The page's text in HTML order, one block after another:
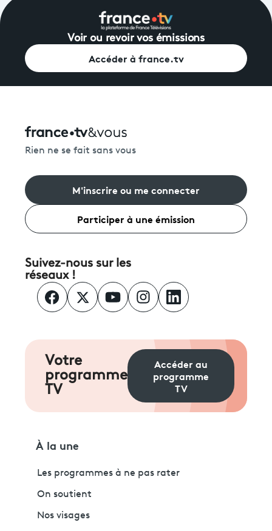
Voir ou revoir vos émissions
Accéder à france.tv
Rien ne se fait sans vous
M'inscrire ou me connecter
Participer à une émission
Suivez-nous sur les
réseaux !
Votre
programme
TV
Accéder au
programme
TV
À la une
Les programmes à ne pas rater
On soutient
Nos visages